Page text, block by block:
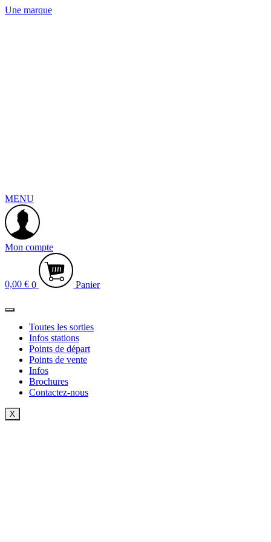
Une marque
MENU
Mon compte
0,00 € 0 Panier
Toutes les sorties
Infos stations
Points de départ
Points de vente
Infos
Brochures
Contactez-nous
X